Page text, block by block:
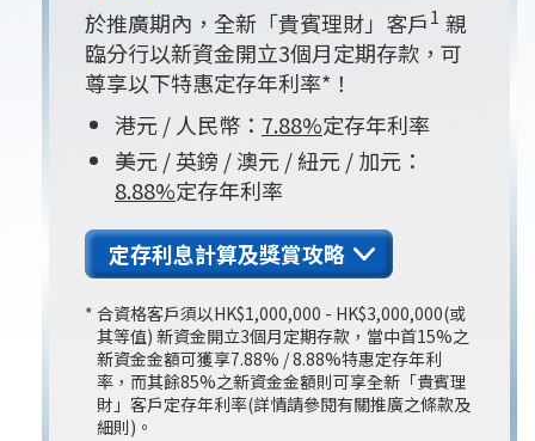
於推廣期內，全新「貴賓理財」客戶1 親
臨分行以新資金開立3個月定期存款，可
尊享以下特惠定存年利率*！
港元 / 人民幣： 7.88%定存年利率
美元 / 英鎊 / 澳元 / 紐元 / 加元：
8.88%定存年利率
定存利息計算及獎賞攻略
* 合資格客戶須以HK$1,000,000 - HK$3,000,000(或
其等值) 新資金開立3個月定期存款，當中首15%之
新資金金額可獲享7.88% / 8.88%特惠定存年利
率，而其餘85%之新資金金額則可享全新「貴賓理
財」客戶定存年利率(詳情請參閱有關推廣之條款及
細則)。